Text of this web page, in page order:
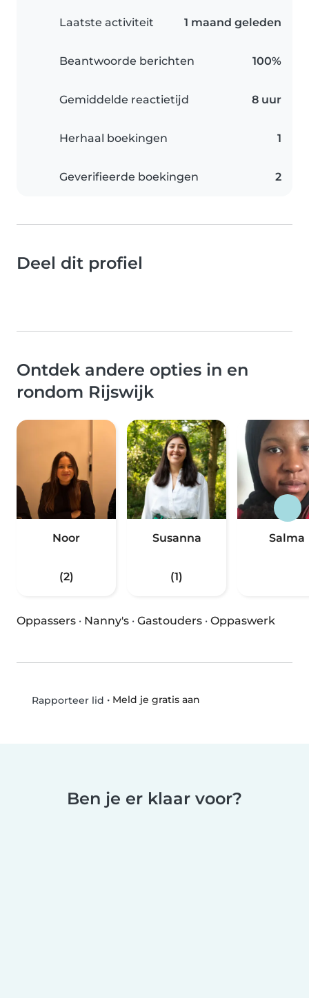
Laatste activiteit 1 maand geleden
Beantwoorde berichten 100%
Gemiddelde reactietijd 8 uur
Herhaal boekingen 1
Geverifieerde boekingen 2
Deel dit profiel
Ontdek andere opties in en
rondom Rijswijk
Noor
(2)
Susanna
(1)
Salma
Oppassers · Nanny's · Gastouders · Oppaswerk
Rapporteer lid • Meld je gratis aan
Ben je er klaar voor?